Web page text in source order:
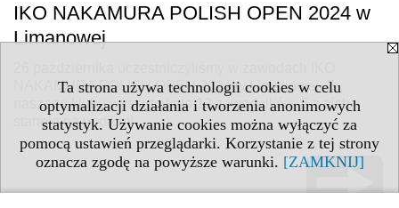
Ta strona używa technologii cookies w celu
optymalizacji działania i tworzenia anonimowych
statystyk. Używanie cookies można wyłączyć za
pomocą ustawień przeglądarki. Korzystanie z tej strony
oznacza zgodę na powyższe warunki. [ZAMKNIJ]
IKO NAKAMURA POLISH OPEN 2024 w
Limanowej
NAKAMURA POLISH OPEN 2024 w Limanowej. Z
naszego klubu wystartowało 12 zawodników. 5 z nich
stanęło na podium!